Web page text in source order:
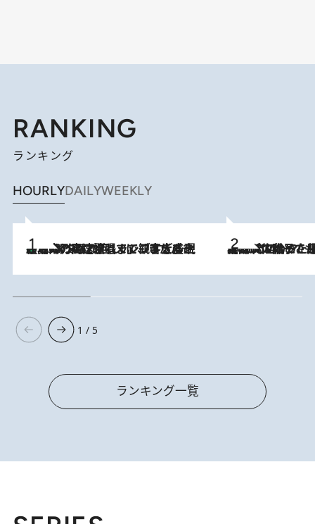
RANKING
ランキング
HOURLYDAILYWEEKLY
2026.8.7
「湘南乃風に憧れて」観客大盛上がりの“タオル回し”に、ラッパー顔負けの高速歌唱まで…さだまさし（74）のアグレッシブすぎる現在地 2026.8.5
【阿川佐和子さんの年とる力】なぜ70代で始めた趣味は“こんなに楽しい”のか？ ピアノ、俳句…スランプに陥っても続けられる“ある秘訣”とは
1 / 5
ランキング一覧